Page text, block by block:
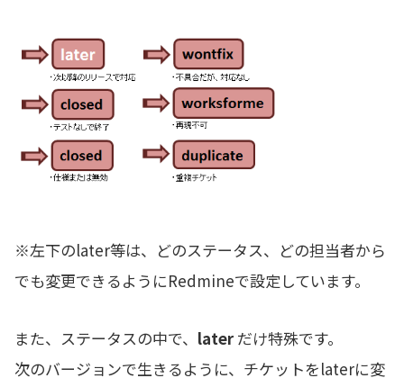
※左下のlater等は、どのステータス、どの担当者から
でも変更できるようにRedmineで設定しています。
また、ステータスの中で、 later だけ特殊です。
次のバージョンで生きるように、チケットをlaterに変